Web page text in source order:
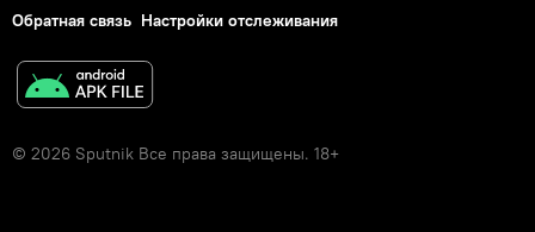
Обратная связь Настройки отслеживания
© 2026 Sputnik Все права защищены. 18+